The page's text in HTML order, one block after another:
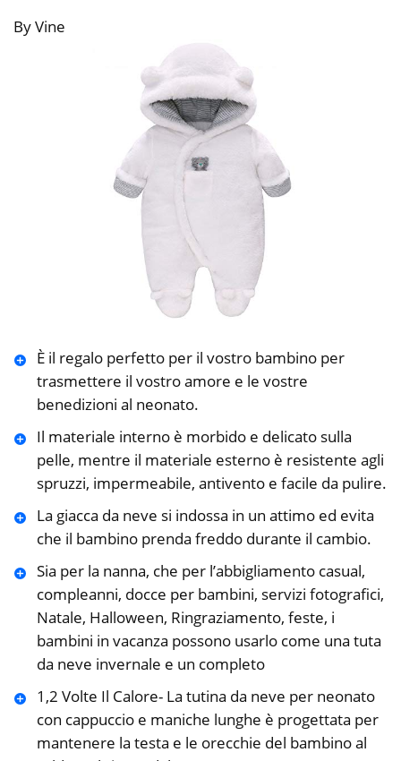
By Vine
È il regalo perfetto per il vostro bambino per
trasmettere il vostro amore e le vostre
benedizioni al neonato.
Il materiale interno è morbido e delicato sulla
pelle, mentre il materiale esterno è resistente agli
spruzzi, impermeabile, antivento e facile da pulire.
La giacca da neve si indossa in un attimo ed evita
che il bambino prenda freddo durante il cambio.
Sia per la nanna, che per l’abbigliamento casual,
compleanni, docce per bambini, servizi fotografici,
Natale, Halloween, Ringraziamento, feste, i
bambini in vacanza possono usarlo come una tuta
da neve invernale e un completo
1,2 Volte Il Calore- La tutina da neve per neonato
con cappuccio e maniche lunghe è progettata per
mantenere la testa e le orecchie del bambino al